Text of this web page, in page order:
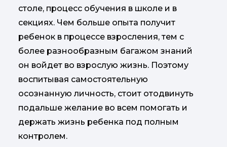
столе, процесс обучения в школе и в
секциях. Чем больше опыта получит
ребенок в процессе взросления, тем с
более разнообразным багажом знаний
он войдет во взрослую жизнь. Поэтому
воспитывая самостоятельную
осознанную личность, стоит отодвинуть
подальше желание во всем помогать и
держать жизнь ребенка под полным
контролем.